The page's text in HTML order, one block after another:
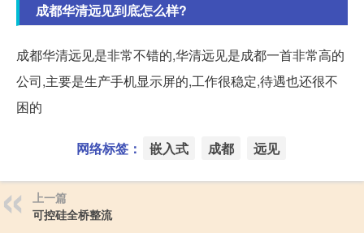
成都华清远见到底怎么样?
成都华清远见是非常不错的,华清远见是成都一首非常高的
公司,主要是生产手机显示屏的,工作很稳定,待遇也还很不
困的
网络标签： 嵌入式 成都 远见
上一篇
可控硅全桥整流